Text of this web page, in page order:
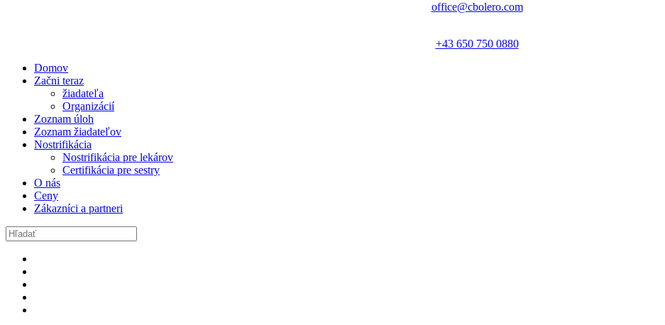
office@cbolero.com
+43 650 750 0880
Domov
Začni teraz
žiadateľa
Organizácií
Zoznam úloh
Zoznam žiadateľov
Nostrifikácia
Nostrifikácia pre lekárov
Certifikácia pre sestry
O nás
Ceny
Zákazníci a partneri